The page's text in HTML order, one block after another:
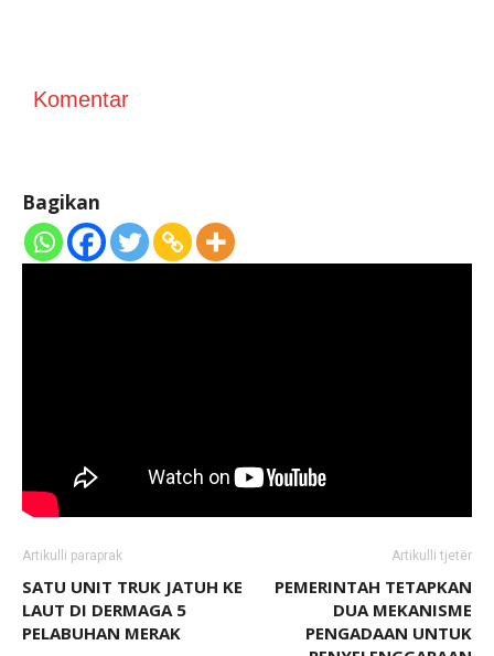
Komentar
Bagikan
Artikulli paraprak
SATU UNIT TRUK JATUH KE
LAUT DI DERMAGA 5
PELABUHAN MERAK
Artikulli tjetër
PEMERINTAH TETAPKAN
DUA MEKANISME
PENGADAAN UNTUK